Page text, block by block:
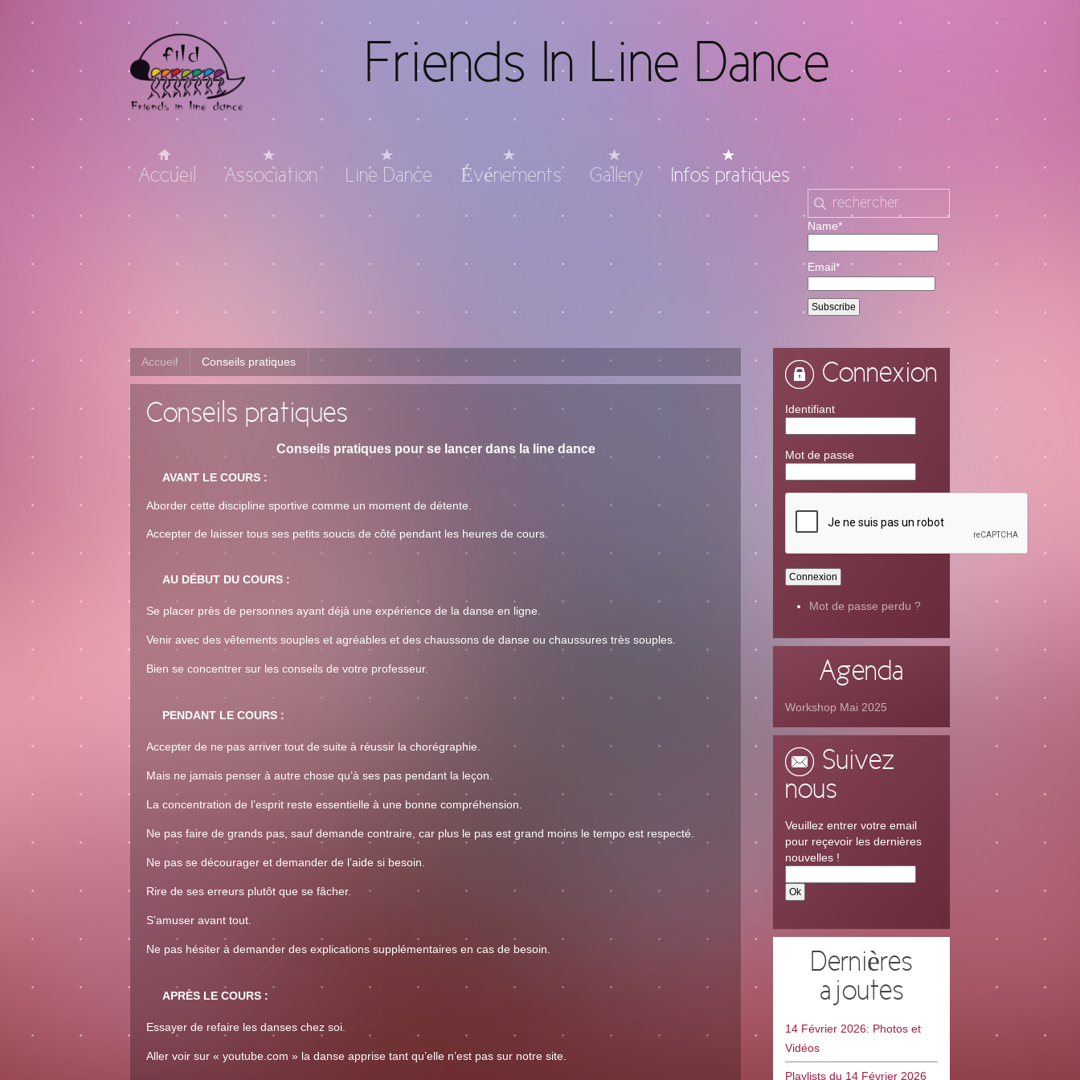
Friends In Line Dance
Accueil Association Line Dance Événements Gallery Infos pratiques
Name*
Email*
Accueil Conseils pratiques
Conseils pratiques
Conseils pratiques pour se lancer dans la line dance
AVANT LE COURS :
Aborder cette discipline sportive comme un moment de détente.
Accepter de laisser tous ses petits soucis de côté pendant les heures de cours.
AU DÉBUT DU COURS :
Se placer près de personnes ayant déjà une expérience de la danse en ligne.
Venir avec des vêtements souples et agréables et des chaussons de danse ou chaussures très souples.
Bien se concentrer sur les conseils de votre professeur.
PENDANT LE COURS :
Accepter de ne pas arriver tout de suite à réussir la chorégraphie.
Mais ne jamais penser à autre chose qu’à ses pas pendant la leçon.
La concentration de l’esprit reste essentielle à une bonne compréhension.
Ne pas faire de grands pas, sauf demande contraire, car plus le pas est grand moins le tempo est respecté.
Ne pas se décourager et demander de l’aide si besoin.
Rire de ses erreurs plutôt que se fâcher.
S’amuser avant tout.
Ne pas hésiter à demander des explications supplémentaires en cas de besoin.
APRÈS LE COURS :
Essayer de refaire les danses chez soi.
Aller voir sur « youtube.com » la danse apprise tant qu’elle n’est pas sur notre site.
Connexion
Identifiant
Mot de passe
Mot de passe perdu ?
Agenda
Workshop Mai 2025
Suivez
nous
Veuillez entrer votre email
pour reçevoir les dernières
nouvelles !
Dernières
ajoutes
14 Février 2026: Photos et
Vidéos
Playlists du 14 Février 2026